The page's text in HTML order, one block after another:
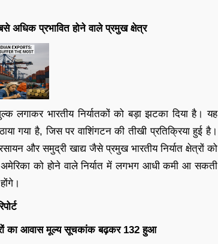
अधिक प्रभावित होने वाले प्रमुख क्षेत्र
लगाकर भारतीय निर्यातकों को बड़ा झटका दिया है। यह
गया है, जिस पर वाशिंगटन की तीखी प्रतिक्रिया हुई है।
और समुद्री खाद्य जैसे प्रमुख भारतीय निर्यात क्षेत्रों को
को होने वाले निर्यात में लगभग आधी कमी आ सकती
का आवास मूल्य सूचकांक बढ़कर 132 हुआ